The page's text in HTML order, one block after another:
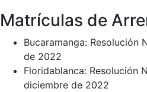
Matrículas de
Bucaramanga: Resolución
de 2022
Floridablanca: Resolución
diciembre de 2022